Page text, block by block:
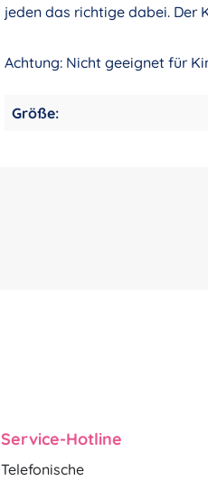
jeden das richtige dabei. Der
Achtung: Nicht geeignet für
Größe:
Service-Hotline
Telefonische